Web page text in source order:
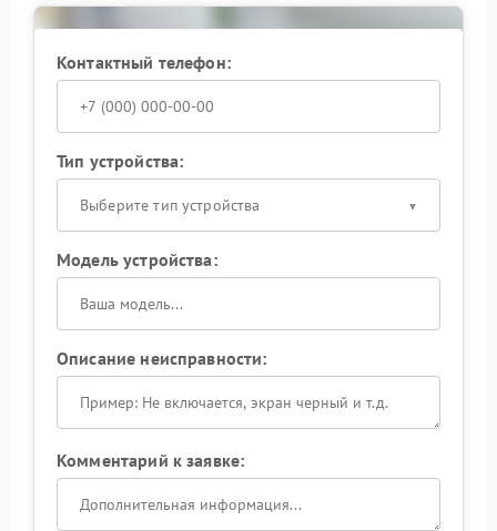
Контактный телефон:
Тип устройства:
Выберите тип устройства
Модель устройства:
Описание неисправности:
Комментарий к заявке: